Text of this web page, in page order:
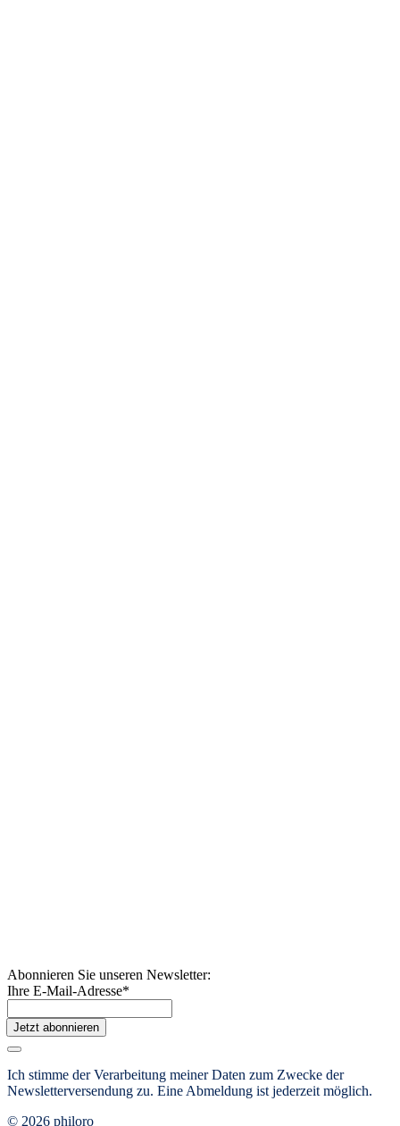
Abonnieren Sie unseren Newsletter:
Ihre E-Mail-Adresse*
Jetzt abonnieren
Ich stimme der Verarbeitung meiner Daten zum Zwecke der
Newsletterversendung zu. Eine Abmeldung ist jederzeit möglich.
© 2026 philoro